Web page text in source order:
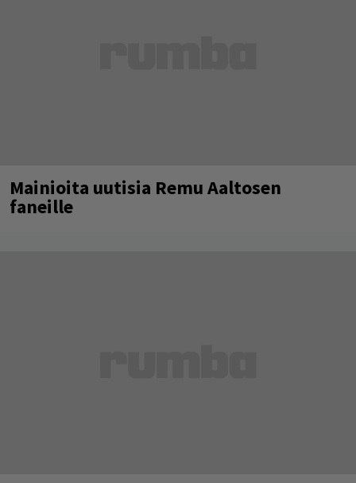
Mainioita uutisia Remu Aaltosen
faneille